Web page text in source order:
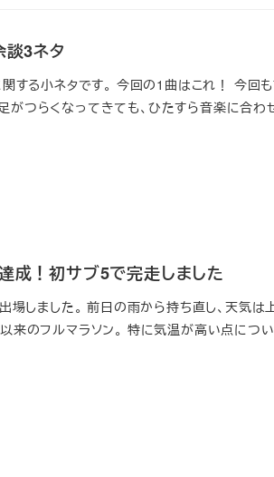
談3ネタ
する小ネタです。 今回の1曲はこれ！ 今回
がつらくなってきても、ひたすら音楽に合わ
成！初サブ5で完走しました
しました。 前日の雨から持ち直し、天気は
来のフルマラソン。 特に気温が高い点につ